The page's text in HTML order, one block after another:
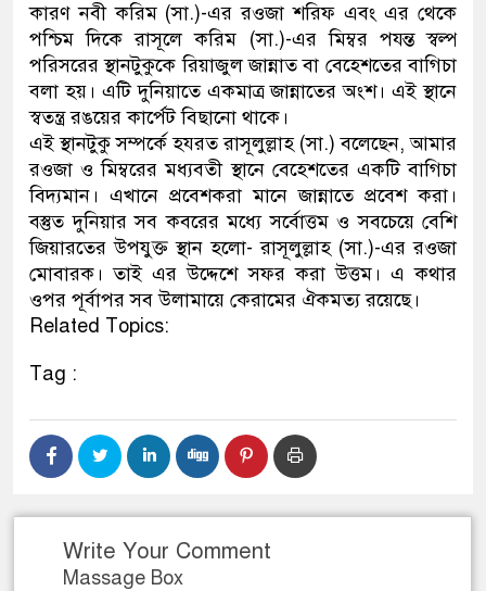
কারণ নবী করিম (সা.)-এর রওজা শরিফ এবং এর থেকে
পশ্চিম দিকে রাসূলে করিম (সা.)-এর মিম্বর পযন্ত স্বল্প
পরিসরের স্থানটুকুকে রিয়াজুল জান্নাত বা বেহেশতের বাগিচা
বলা হয়। এটি দুনিয়াতে একমাত্র জান্নাতের অংশ। এই স্থানে
স্বতন্ত্র রঙয়ের কার্পেট বিছানো থাকে।
এই স্থানটুকু সম্পর্কে হযরত রাসূলুল্লাহ (সা.) বলেছেন, আমার
রওজা ও মিম্বরের মধ্যবতী স্থানে বেহেশতের একটি বাগিচা
বিদ্যমান। এখানে প্রবেশকরা মানে জান্নাতে প্রবেশ করা।
বস্তুত দুনিয়ার সব কবরের মধ্যে সর্বোত্তম ও সবচেয়ে বেশি
জিয়ারতের উপযুক্ত স্থান হলো- রাসূলুল্লাহ (সা.)-এর রওজা
মোবারক। তাই এর উদ্দেশে সফর করা উত্তম। এ কথার
ওপর পূর্বাপর সব উলামায়ে কেরামের ঐকমত্য রয়েছে।
Related Topics:
Tag :
Write Your Comment
Massage Box